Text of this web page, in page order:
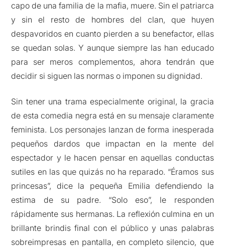
capo de una familia de la mafia, muere. Sin el patriarca
y sin el resto de hombres del clan, que huyen
despavoridos en cuanto pierden a su benefactor, ellas
se quedan solas. Y aunque siempre las han educado
para ser meros complementos, ahora tendrán que
decidir si siguen las normas o imponen su dignidad.
Sin tener una trama especialmente original, la gracia
de esta comedia negra está en su mensaje claramente
feminista. Los personajes lanzan de forma inesperada
pequeños dardos que impactan en la mente del
espectador y le hacen pensar en aquellas conductas
sutiles en las que quizás no ha reparado. “Éramos sus
princesas”, dice la pequeña Emilia defendiendo la
estima de su padre. “Solo eso”, le responden
rápidamente sus hermanas. La reflexión culmina en un
brillante brindis final con el público y unas palabras
sobreimpresas en pantalla, en completo silencio, que